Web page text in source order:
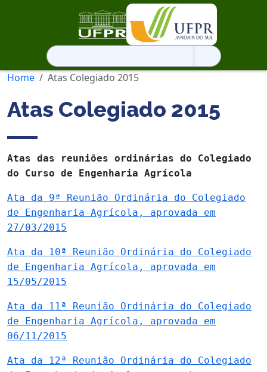
Pesquisar
por:
Home
Atas Colegiado 2015
Atas Colegiado 2015
Atas das reuniões ordinárias do Colegiado
do Curso de Engenharia Agrícola
Ata da 9ª Reunião Ordinária do Colegiado
de Engenharia Agrícola, aprovada em
27/03/2015
Ata da 10ª Reunião Ordinária do Colegiado
de Engenharia Agrícola, aprovada em
15/05/2015
Ata da 11ª Reunião Ordinária do Colegiado
de Engenharia Agrícola, aprovada em
06/11/2015
Ata da 12ª Reunião Ordinária do Colegiado